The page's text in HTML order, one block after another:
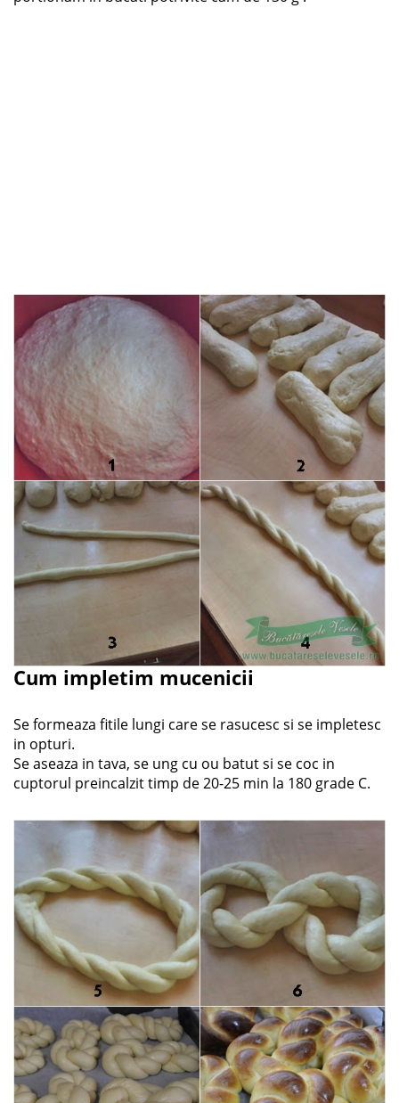
Cum impletim mucenicii
Se formeaza fitile lungi care se rasucesc si se impletesc
in opturi.
Se aseaza in tava, se ung cu ou batut si se coc in
cuptorul preincalzit timp de 20-25 min la 180 grade C.